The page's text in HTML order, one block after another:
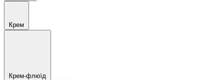
Крем
Крем-флюїд